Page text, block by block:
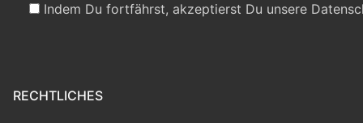
Indem Du fortfährst, akzeptierst Du unsere
RECHTLICHES